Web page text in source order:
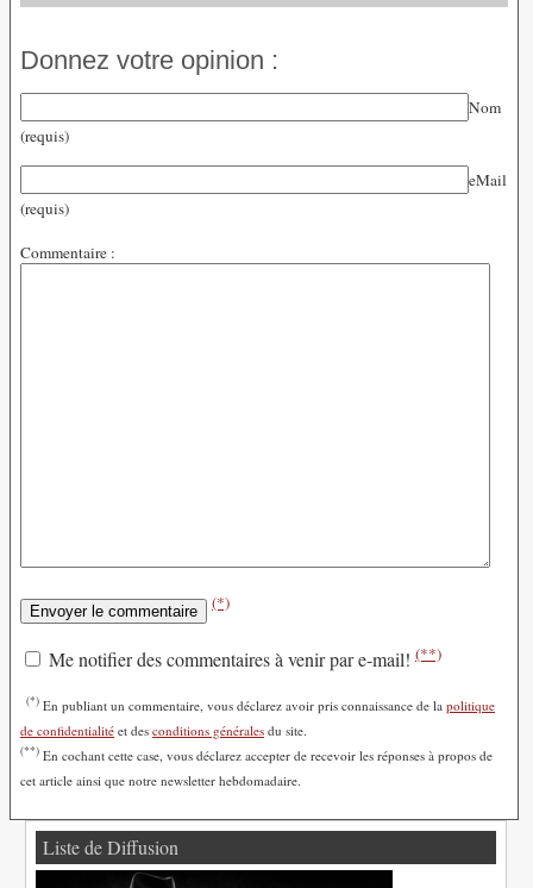
Donnez votre opinion :
Nom
(requis)
eMail
(requis)
Commentaire :
(*)
Me notifier des commentaires à venir par e-mail! (**)
(*) En publiant un commentaire, vous déclarez avoir pris connaissance de la politique
de confidentialité et des conditions générales du site.
(**) En cochant cette case, vous déclarez accepter de recevoir les réponses à propos de
cet article ainsi que notre newsletter hebdomadaire.
Liste de Diffusion